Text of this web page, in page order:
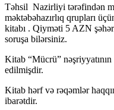
Təhsil Nazirliyi tərəfindən
məktəbəhazırlıq qrupları
kitabı . Qiyməti 5 AZN
soruşa bilərsiniz.
Kitab “Mücrü” nəşriyyatının
edilmişdir.
Kitab hərf və rəqəmlər
ibarətdir.